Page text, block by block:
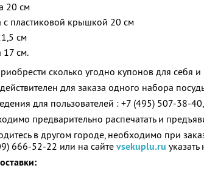
20 см
с пластиковой крышкой 20 см
см
17 см.
сколько угодно купонов для себя
для заказа одного набора
для пользователей : +7 (495) 507-38-
предварительно распечатать и
в другом городе, необходимо при
666-52-22 или на сайте vsekuplu.ru